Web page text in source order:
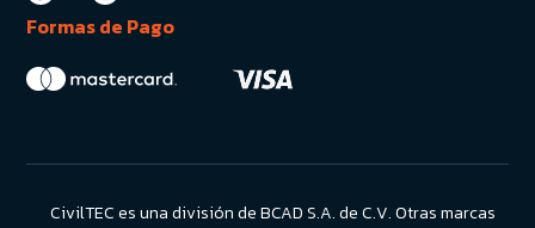
Formas de Pago
CivilTEC es una división de BCAD S.A. de C.V. Otras marcas